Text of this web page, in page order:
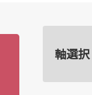
軸選択